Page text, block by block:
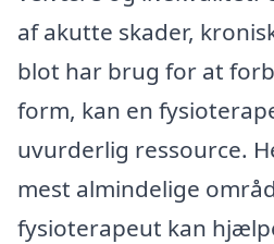
af akutte skader,
blot har brug for at
form, kan en
uvurderlig ressource.
mest almindelige
fysioterapeut kan